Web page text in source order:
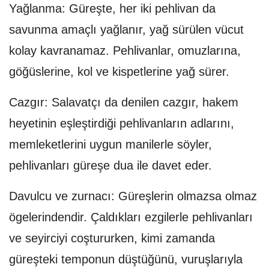
Yağlanma: Güreşte, her iki pehlivan da
savunma amaçlı yağlanır, yağ sürülen vücut
kolay kavranamaz. Pehlivanlar, omuzlarına,
göğüslerine, kol ve kispetlerine yağ sürer.
Cazgır: Salavatçı da denilen cazgır, hakem
heyetinin eşleştirdiği pehlivanların adlarını,
memleketlerini uygun manilerle söyler,
pehlivanları güreşe dua ile davet eder.
Davulcu ve zurnacı: Güreşlerin olmazsa olmaz
ögelerindendir. Çaldıkları ezgilerle pehlivanları
ve seyirciyi coştururken, kimi zamanda
güreşteki temponun düştüğünü, vuruşlarıyla